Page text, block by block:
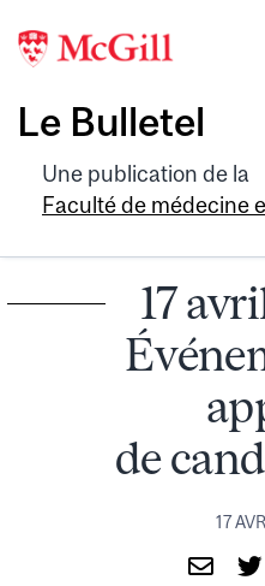
Le Bulletel
Une publication de la
Faculté de médecine
17
de
17